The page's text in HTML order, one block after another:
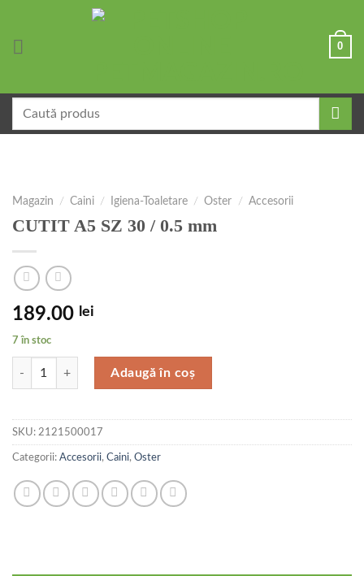
0
după:
Magazin / Caini / Igiena-Toaletare / Oster / Accesorii
CUTIT A5 SZ 30 / 0.5 mm
189.00 lei
7 în stoc
Cantitate CUTIT A5 SZ 30 / 0.5 mm
Adaugă în coș
SKU: 2121500017
Categorii: Accesorii, Caini, Oster